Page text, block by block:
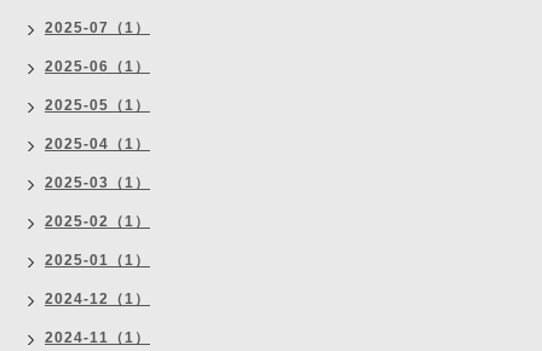
2025-07（1）
2025-06（1）
2025-05（1）
2025-04（1）
2025-03（1）
2025-02（1）
2025-01（1）
2024-12（1）
2024-11（1）